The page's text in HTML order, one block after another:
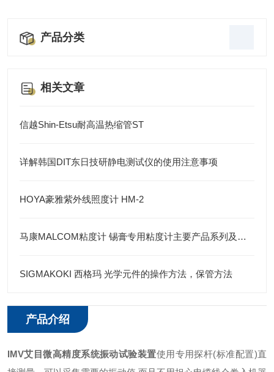
产品分类
相关文章
信越Shin-Etsu耐高温热缩管ST
详解韩国DIT东日技研静电测试仪的使用注意事项
HOYA豪雅紫外线照度计 HM-2
马康MALCOM粘度计 锡膏专用粘度计主要产品系列及其特点
SIGMAKOKI 西格玛 光学元件的操作方法，保管方法
产品介绍
IMV艾目微高精度系统振动试验装置使用专用探杆(标准配置)直